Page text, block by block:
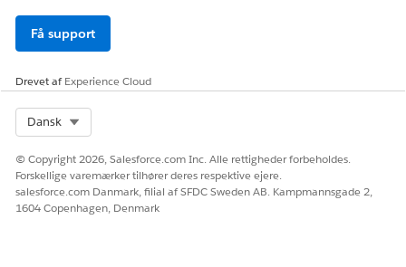
Få support
Drevet afExperience Cloud
Dansk
© Copyright 2026, Salesforce.com Inc. Alle rettigheder forbeholdes.
Forskellige varemærker tilhører deres respektive ejere.
salesforce.com Danmark, filial af SFDC Sweden AB. Kampmannsgade 2,
1604 Copenhagen, Denmark